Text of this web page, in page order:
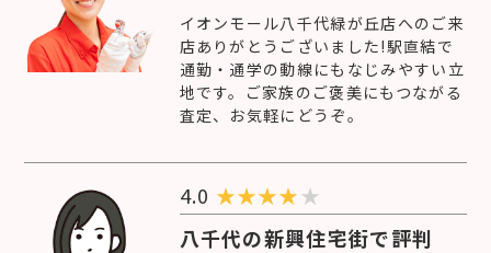
イオンモール八千代緑が丘店へのご来
店ありがとうございました!駅直結で
通勤・通学の動線にもなじみやすい立
地です。ご家族のご褒美にもつながる
査定、お気軽にどうぞ。
4.0 ★★★★★
八千代の新興住宅街で評判